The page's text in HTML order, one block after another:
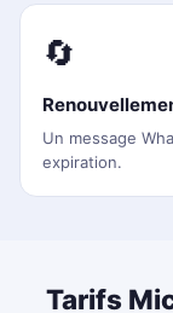
🔄
Un message
expiration.
Tarifs